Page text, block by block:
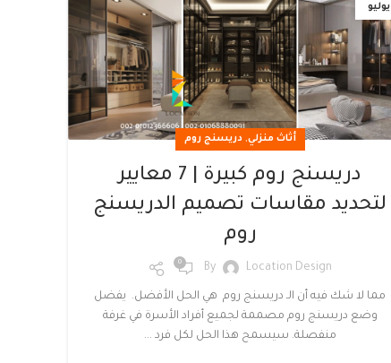
يوليو
أثاث منزلي, دريسنج روم
دريسنج روم كبيرة | 7 معايير
لتحديد مقاسات تصميم الدريسنج
روم
By Location Design
0
مما لا شك فيه أن الـ دريسنج روم هي الحل الأفضل. يفضل
وضع دريسنج روم مصممة لجميع أفراد الأسرة في غرفة
منفصلة. سيسمح هذا الحل لكل فرد ...